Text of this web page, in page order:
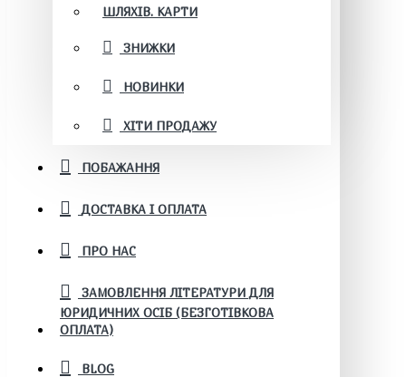
ШЛЯХІВ. КАРТИ
ЗНИЖКИ
НОВИНКИ
ХІТИ ПРОДАЖУ
ПОБАЖАННЯ
ДОСТАВКА І ОПЛАТА
ПРО НАС
ЗАМОВЛЕННЯ ЛІТЕРАТУРИ ДЛЯ
ЮРИДИЧНИХ ОСІБ (БЕЗГОТІВКОВА
ОПЛАТА)
BLOG